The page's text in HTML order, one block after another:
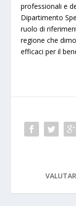
professionali e
Dipartimento
ruolo di
regione che
efficaci per il